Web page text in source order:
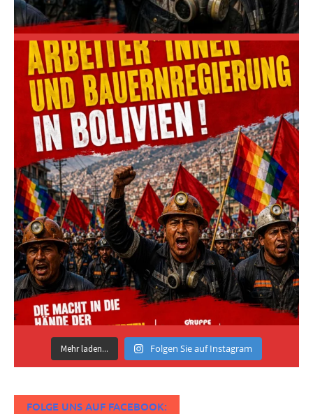
Mehr laden... Folgen Sie auf Instagram
FOLGE UNS AUF FACEBOOK: